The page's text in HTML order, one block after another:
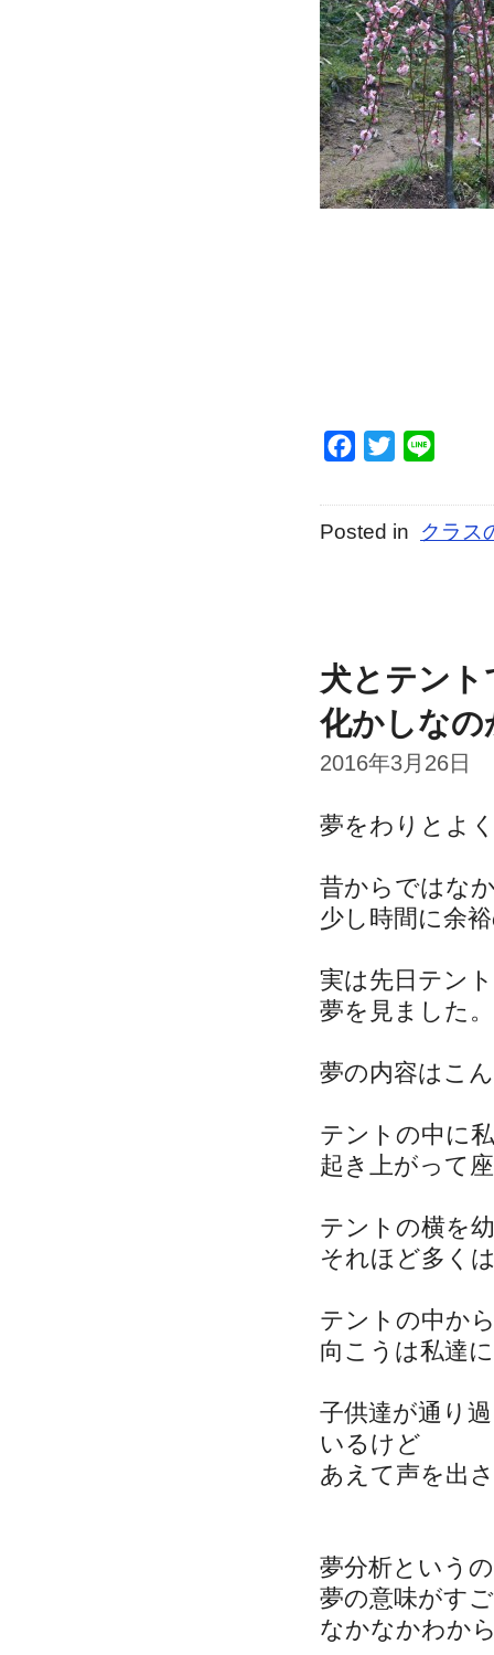
Facebook
Twitter
Posted in クラス
犬とテン
化かしなの
2016年3月26日
夢をわりとよ
昔からではな
少し時間に余
実は先日テン
夢を見ました。
夢の内容はこ
テントの中に
起き上がって
テントの横を
それほど多く
テントの中か
向こうは私達
子供達が通り
いるけど
あえて声を出
夢分析という
夢の意味がす
なかなかわか